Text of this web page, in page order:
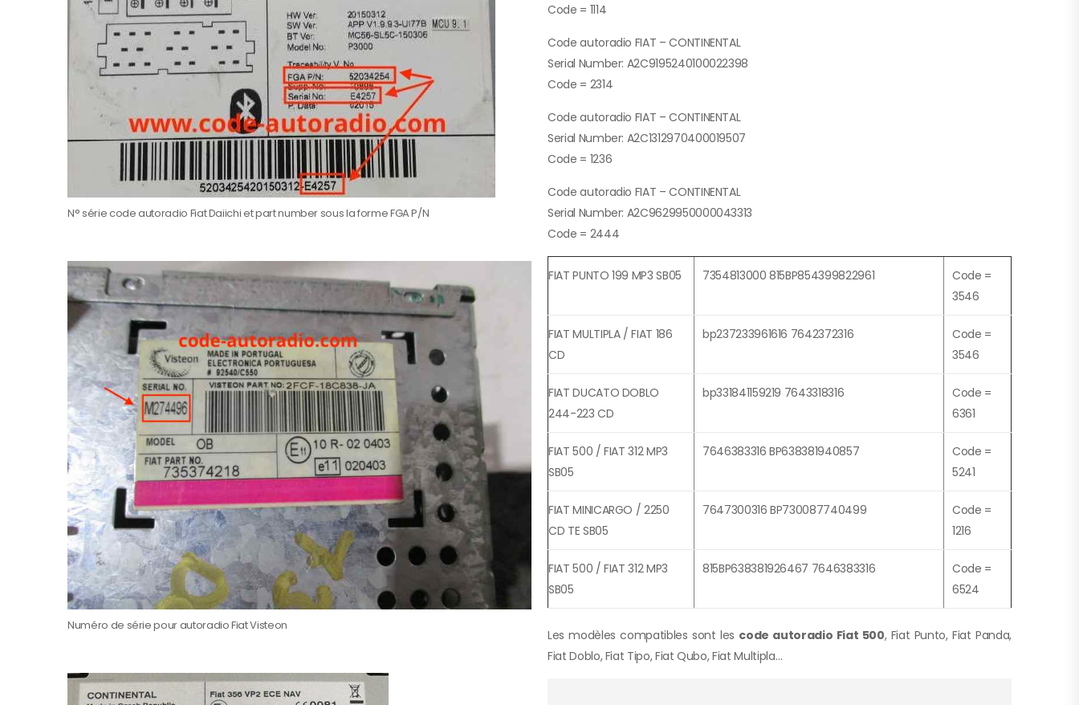
N° série code autoradio Fiat Daiichi et part number sous la forme FGA P/N
Numéro de série pour autoradio Fiat Visteon
Code = 1114
Code autoradio FIAT – CONTINENTAL
Serial Number: A2C9195240100022398
Code = 2314
Code autoradio FIAT – CONTINENTAL
Serial Number: A2C1312970400019507
Code = 1236
Code autoradio FIAT – CONTINENTAL
Serial Number: A2C9629950000043313
Code = 2444
FIAT PUNTO 199 MP3 SB05 7354813000 815BP854399822961
Code =
3546
FIAT MULTIPLA / FIAT 186
CD
bp237233961616 7642372316
Code =
3546
FIAT DUCATO DOBLO
244-223 CD
bp331841159219 7643318316
Code =
6361
FIAT 500 / FIAT 312 MP3
SB05
7646383316 BP638381940857
Code =
5241
FIAT MINICARGO / 2250
CD TE SB05
7647300316 BP730087740499
Code =
1216
FIAT 500 / FIAT 312 MP3
SB05
815BP638381926467 7646383316
Code =
6524
Les modèles compatibles sont les code autoradio Fiat 500, Fiat Punto, Fiat Panda,
Fiat Doblo, Fiat Tipo, Fiat Qubo, Fiat Multipla…